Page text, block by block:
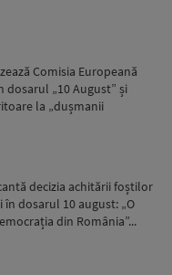
Comisia Europeană
„10 August” și
la „dușmanii
decizia achitării foștilor
dosarul 10 august: „O
din România”...